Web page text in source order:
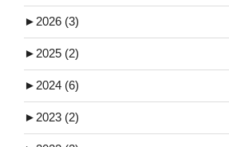
► 2026 (3)
► 2025 (2)
► 2024 (6)
► 2023 (2)